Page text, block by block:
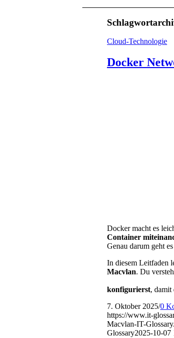
Cloud-Technologie
Docker
Docker macht es
Container
Genau darum geht
In diesem Leitfaden
Macvlan. Du
konfigurierst, damit
7. Oktober 2025/0
https://www.it-
Macvlan-IT-
Glossary2025-10-07